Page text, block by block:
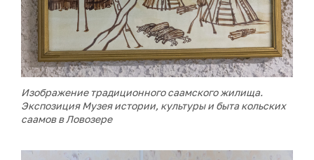
Изображение традиционного саамского жилища.
Экспозиция Музея истории, культуры и быта кольских
саамов в Ловозере